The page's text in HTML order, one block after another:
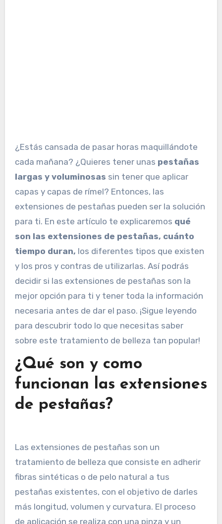
¿Estás cansada de pasar horas maquillándote
cada mañana? ¿Quieres tener unas pestañas
largas y voluminosas sin tener que aplicar
capas y capas de rímel? Entonces, las
extensiones de pestañas pueden ser la solución
para ti. En este artículo te explicaremos qué
son las extensiones de pestañas, cuánto
tiempo duran, los diferentes tipos que existen
y los pros y contras de utilizarlas. Así podrás
decidir si las extensiones de pestañas son la
mejor opción para ti y tener toda la información
necesaria antes de dar el paso. ¡Sigue leyendo
para descubrir todo lo que necesitas saber
sobre este tratamiento de belleza tan popular!
¿Qué son y como
funcionan las extensiones
de pestañas?
Las extensiones de pestañas son un
tratamiento de belleza que consiste en adherir
fibras sintéticas o de pelo natural a tus
pestañas existentes, con el objetivo de darles
más longitud, volumen y curvatura. El proceso
de aplicación se realiza con una pinza y un